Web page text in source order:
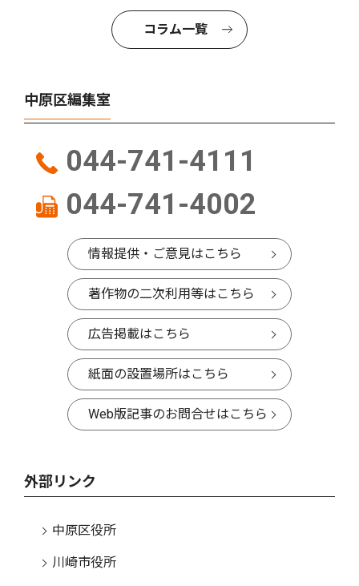
コラム一覧
中原区編集室
044-741-4111
044-741-4002
情報提供・ご意見はこちら
著作物の二次利用等はこちら
広告掲載はこちら
紙面の設置場所はこちら
Web版記事のお問合せはこちら
外部リンク
中原区役所
川崎市役所